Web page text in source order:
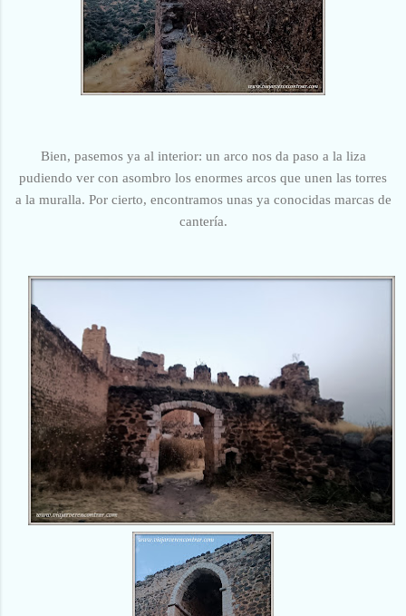
Bien, pasemos ya al interior: un arco nos da paso a la liza
pudiendo ver con asombro los enormes arcos que unen las torres
a la muralla. Por cierto, encontramos unas ya conocidas marcas de
cantería.